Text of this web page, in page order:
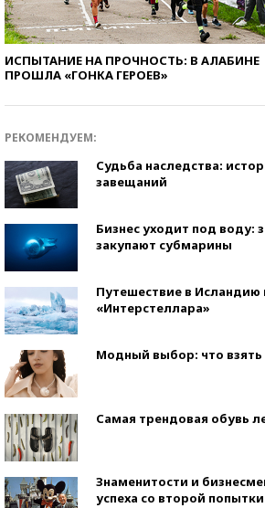
ИСПЫТАНИЕ НА ПРОЧНОСТЬ: В АЛАБИНЕ
ПРОШЛА «ГОНКА ГЕРОЕВ»
РЕКОМЕНДУЕМ:
Судьба наследства:
завещаний
Бизнес уходит под воду:
закупают субмарины
Путешествие в Исландию
«Интерстеллара»
Модный выбор: что взять
Самая трендовая обувь
Знаменитости и
успеха со второй попытки